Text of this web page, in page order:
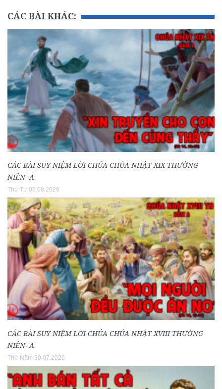
CÁC BÀI KHÁC:
CÁC BÀI SUY NIỆM LỜI CHÚA CHÚA NHẬT XIX THƯỜNG
NIÊN- A
Thứ Tư 05.08.2026
CÁC BÀI SUY NIỆM LỜI CHÚA CHÚA NHẬT XVIII THƯỜNG
NIÊN- A
Thứ Năm 30.07.2026